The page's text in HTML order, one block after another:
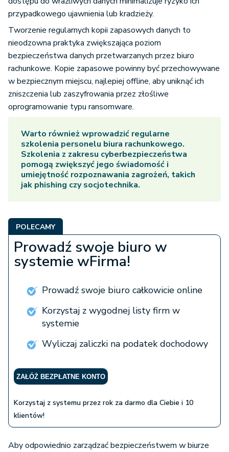
przypadkowego ujawnienia lub kradzieży.
Tworzenie regularnych kopii zapasowych danych to
nieodzowna praktyka zwiększająca poziom
bezpieczeństwa danych przetwarzanych przez biuro
rachunkowe. Kopie zapasowe powinny być przechowywane
w bezpiecznym miejscu, najlepiej offline, aby uniknąć ich
zniszczenia lub zaszyfrowania przez złośliwe
oprogramowanie typu ransomware.
Warto również wprowadzić regularne
szkolenia personelu biura rachunkowego.
Szkolenia z zakresu cyberbezpieczeństwa
pomogą zwiększyć jego świadomość i
umiejętność rozpoznawania zagrożeń, takich
jak phishing czy socjotechnika.
POLECAMY
Prowadź swoje biuro w
systemie wFirma!
Prowadź swoje biuro całkowicie online
Korzystaj z wygodnej listy firm w
systemie
Wyliczaj zaliczki na podatek dochodowy
ZAŁÓŻ BEZPŁATNE KONTO
Korzystaj z systemu przez rok za darmo dla Ciebie i 10
klientów!
Aby odpowiednio zarządzać bezpieczeństwem w biurze